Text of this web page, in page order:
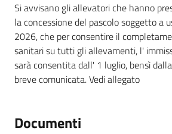
Si avvisano gli allevatori che hanno
la concessione del pascolo soggetto a
2026, che per consentire il
sanitari su tutti gli allevamenti, l'
sarà consentita dall' 1 luglio, bensì
breve comunicata. Vedi allegato
Documenti